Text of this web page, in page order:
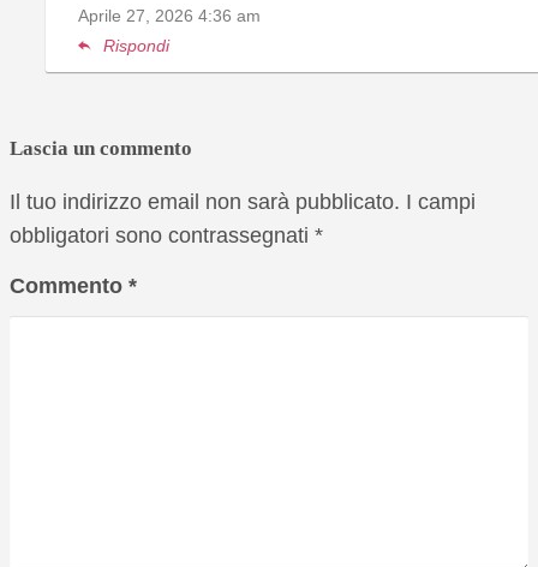
Aprile 27, 2026 4:36 am
Rispondi
Lascia un commento
Il tuo indirizzo email non sarà pubblicato. I campi
obbligatori sono contrassegnati *
Commento *